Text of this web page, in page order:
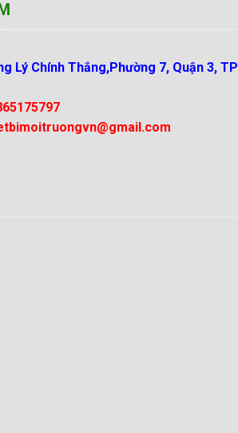
Lý Chính Thắng,Phường 7, Quận 3, TP